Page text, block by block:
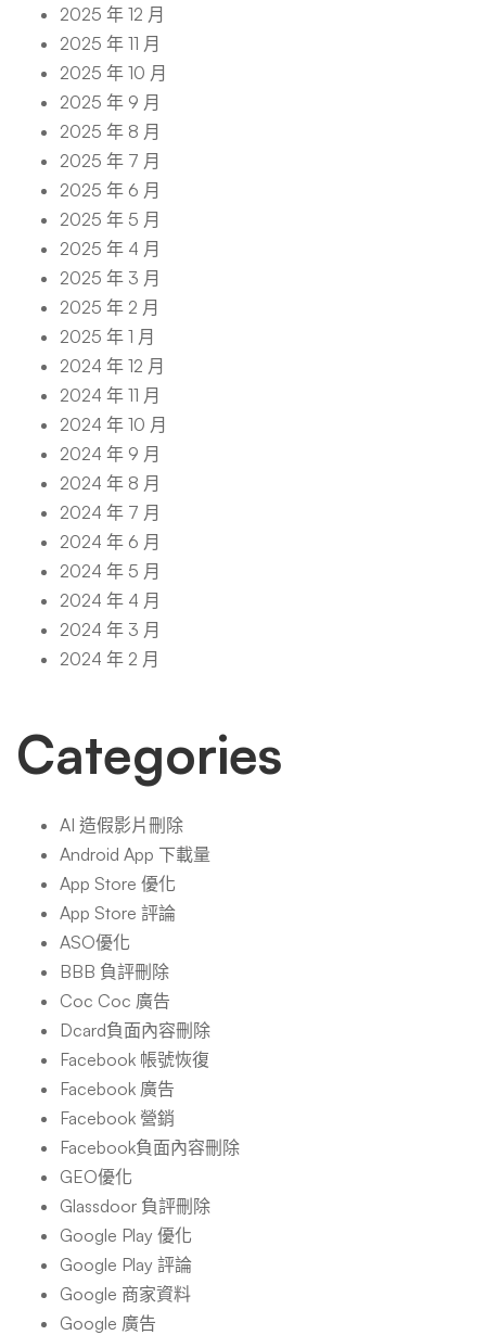
2025 年 12 月
2025 年 11 月
2025 年 10 月
2025 年 9 月
2025 年 8 月
2025 年 7 月
2025 年 6 月
2025 年 5 月
2025 年 4 月
2025 年 3 月
2025 年 2 月
2025 年 1 月
2024 年 12 月
2024 年 11 月
2024 年 10 月
2024 年 9 月
2024 年 8 月
2024 年 7 月
2024 年 6 月
2024 年 5 月
2024 年 4 月
2024 年 3 月
2024 年 2 月
Categories
AI 造假影片刪除
Android App 下載量
App Store 優化
App Store 評論
ASO優化
BBB 負評刪除
Coc Coc 廣告
Dcard負面內容刪除
Facebook 帳號恢復
Facebook 廣告
Facebook 營銷
Facebook負面內容刪除
GEO優化
Glassdoor 負評刪除
Google Play 優化
Google Play 評論
Google 商家資料
Google 廣告